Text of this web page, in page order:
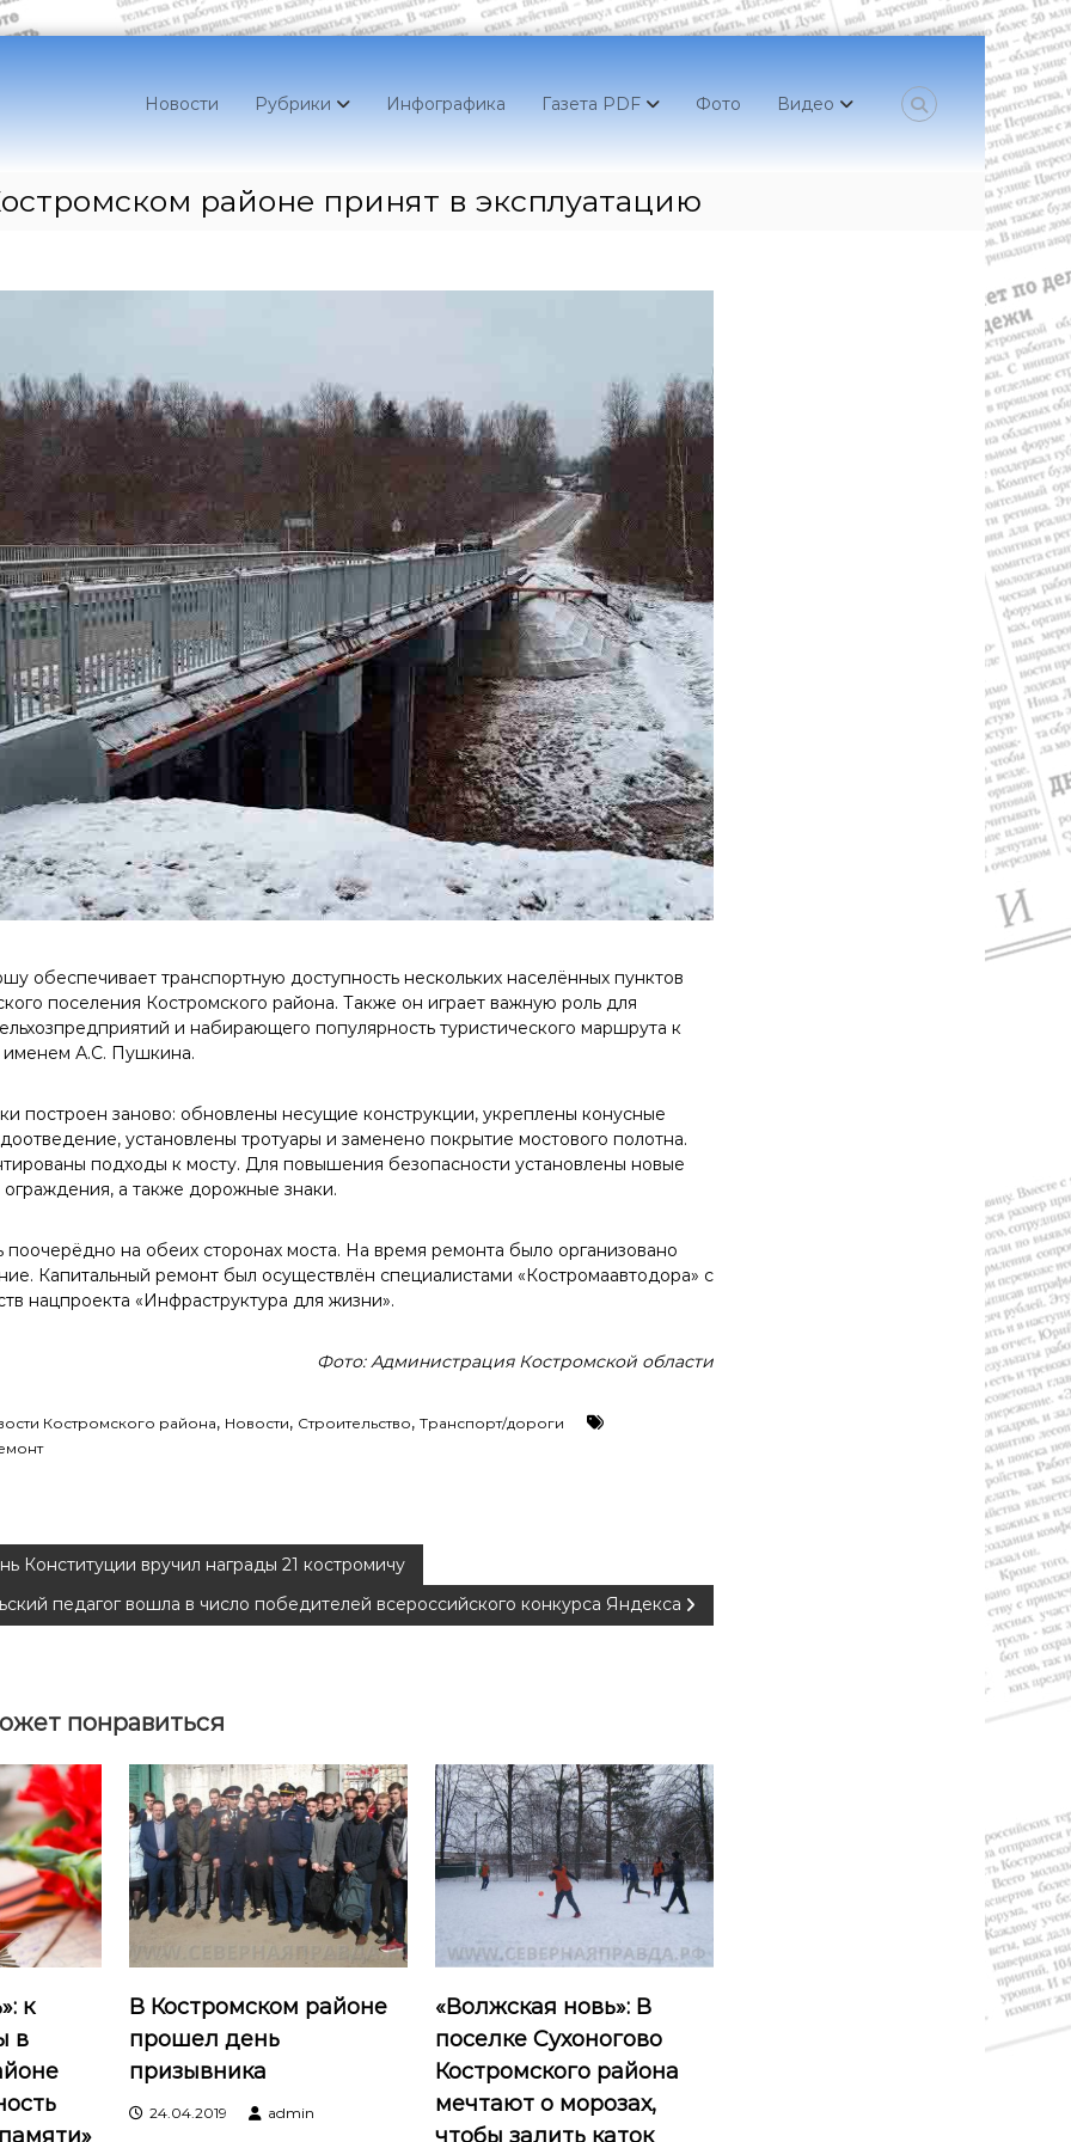
Новости Рубрики Инфографика Газета PDF Фото Видео
районе принят в эксплуатацию
обеспечивает транспортную доступность нескольких населённых пунктов
поселения Костромского района. Также он играет важную роль для
и набирающего популярность туристического маршрута к
именем А.С. Пушкина.
построен заново: обновлены несущие конструкции, укреплены конусные
установлены тротуары и заменено покрытие мостового полотна.
подходы к мосту. Для повышения безопасности установлены новые
а также дорожные знаки.
поочерёдно на обеих сторонах моста. На время ремонта было организовано
Капитальный ремонт был осуществлён специалистами «Костромаавтодора» с
нацпроекта «Инфраструктура для жизни».
Фото: Администрация Костромской области
Костромского района, Новости, Строительство, Транспорт/дороги
Конституции вручил награды 21 костромичу
педагог вошла в число победителей всероссийского конкурса Яндекса
понравиться
к
в
В Костромском районе
прошел день
призывника
24.04.2019 admin
«Волжская новь»: В
поселке Сухоногово
Костромского района
мечтают о морозах,
чтобы залить каток